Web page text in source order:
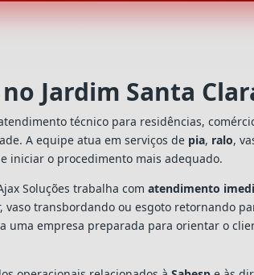
Jardim Santa
técnico para residências,
A equipe atua em serviços de pia, ralo,
iniciar o procedimento mais adequado.
Soluções trabalha comatendimento
transbordando ou esgoto retornando
uma empresa preparada para orientar o